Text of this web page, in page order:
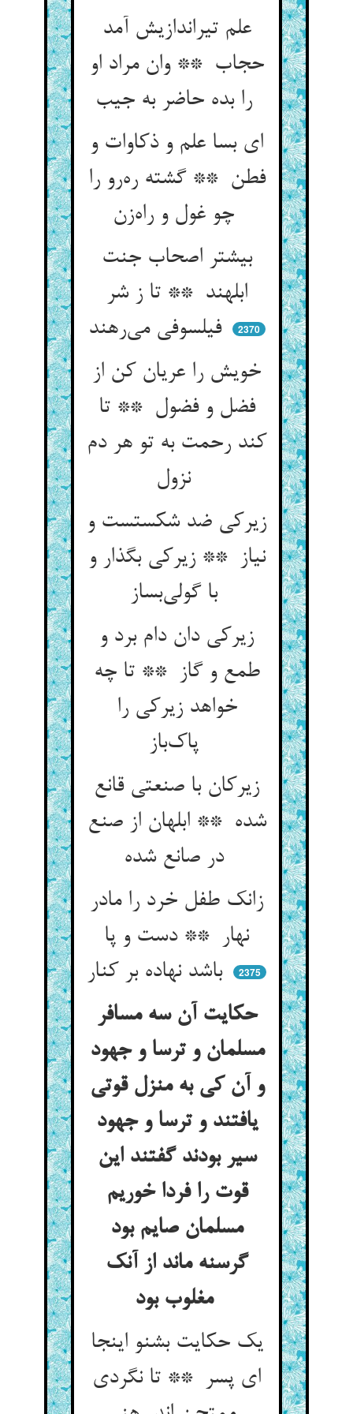
علم تیراندازیش آمد
حجاب ** وان مراد او
را بده حاضر به جیب
ای بسا علم و ذکاوات و
فطن ** گشته ره‌رو را
بیشتر اصحاب جنت
ابلهند ** تا ز شر
فیلسوفی می‌رهند
2370
خویش را عریان کن از
فضل و فضول ** تا
کند رحمت به تو هر دم
نزول
زیرکی ضد شکستست و
نیاز ** زیرکی بگذار و
با گولی‌بساز
زیرکی دان دام برد و
طمع و گاز ** تا چه
خواهد زیرکی را
پاک‌باز
زیرکان با صنعتی قانع
شده ** ابلهان از صنع
در صانع شده
زانک طفل خرد را مادر
نهار ** دست و پا
باشد نهاده بر کنار
2375
حکایت آن سه مسافر
مسلمان و ترسا و جهود
و آن کی به منزل قوتی
یافتند و ترسا و جهود
سیر بودند گفتند این
قوت را فردا خوریم
مسلمان صایم بود
گرسنه ماند از آنک
مغلوب بود
یک حکایت بشنو اینجا
ای پسر ** تا نگردی